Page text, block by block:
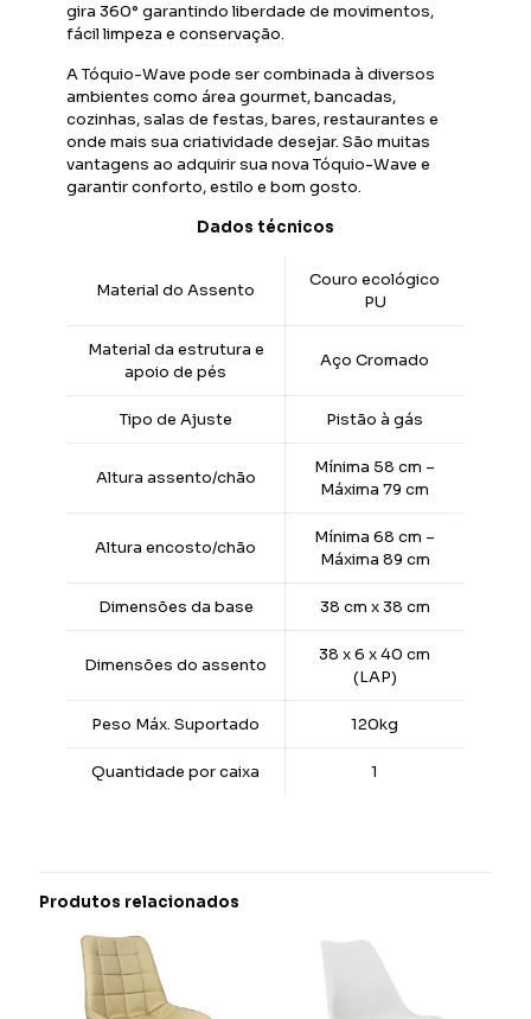
gira 360° garantindo liberdade de movimentos,
fácil limpeza e conservação.
A Tóquio-Wave pode ser combinada à diversos
ambientes como área gourmet, bancadas,
cozinhas, salas de festas, bares, restaurantes e
onde mais sua criatividade desejar. São muitas
vantagens ao adquirir sua nova Tóquio-Wave e
garantir conforto, estilo e bom gosto.
Dados técnicos
Material do Assento
Couro ecológico
PU
Material da estrutura e
apoio de pés
Aço Cromado
Tipo de Ajuste Pistão à gás
Altura assento/chão
Mínima 58 cm –
Máxima 79 cm
Altura encosto/chão
Mínima 68 cm –
Máxima 89 cm
Dimensões da base 38 cm x 38 cm
Dimensões do assento
38 x 6 x 40 cm
(LAP)
Peso Máx. Suportado 120kg
Quantidade por caixa 1
Produtos relacionados